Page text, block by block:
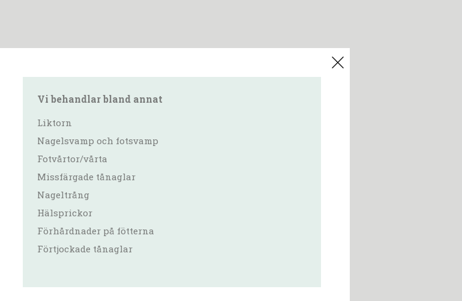
Vi behandlar bland annat
Liktorn
Nagelsvamp och fotsvamp
Fotvårtor/vårta
Missfärgade tånaglar
Nageltrång
Hälsprickor
Förhårdnader på fötterna
Förtjockade tånaglar